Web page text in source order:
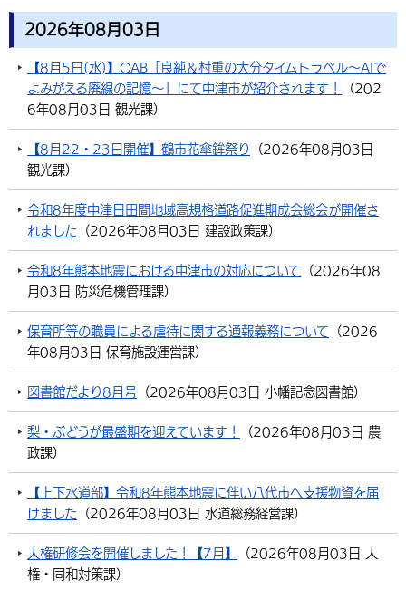
2026年08月03日
【8月5日(水)】OAB「良純＆村重の大分タイムトラベル～AIで
よみがえる廃線の記憶～」にて中津市が紹介されます！
（202
6年08月03日 観光課）
【8月22・23日開催】鶴市花傘鉾祭り （2026年08月03日
観光課）
令和8年度中津日田間地域高規格道路促進期成会総会が開催さ
れました （2026年08月03日 建設政策課）
令和8年熊本地震における中津市の対応について （2026年08
月03日 防災危機管理課）
保育所等の職員による虐待に関する通報義務について （2026
年08月03日 保育施設運営課）
図書館だより8月号 （2026年08月03日 小幡記念図書館）
梨・ぶどうが最盛期を迎えています！ （2026年08月03日 農
政課）
【上下水道部】令和8年熊本地震に伴い八代市へ支援物資を届
けました （2026年08月03日 水道総務経営課）
人権研修会を開催しました！【7月】 （2026年08月03日
人
権・同和対策課）